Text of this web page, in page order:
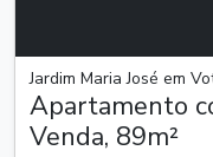
Jardim Maria José em
Apartamento
Venda, 89m²